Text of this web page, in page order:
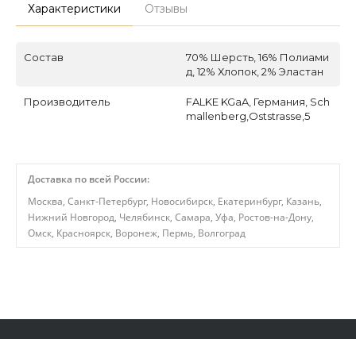
Характеристики Отзывы
Состав
70% Шерсть, 16% Полиами
д, 12% Хлопок, 2% Эластан
Производитель
FALKE KGaA, Германия, Sch
mallenberg,Oststrasse,5
Доставка по всей России:
Москва, Санкт-Петербург, Новосибирск, Екатеринбург, Казань,
Нижний Новгород, Челябинск, Самара, Уфа, Ростов-на-Дону,
Омск, Красноярск, Воронеж, Пермь, Волгоград